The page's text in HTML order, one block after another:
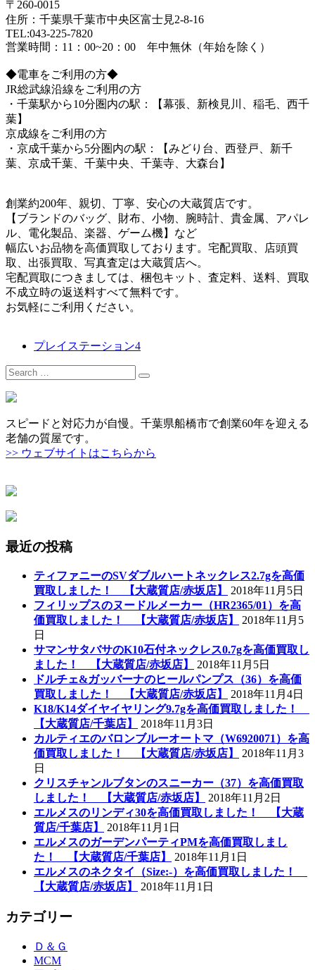
〒260-0015
住所：千葉県千葉市中央区富士見2-8-16
TEL:043-225-7820
営業時間：11：00~20：00 年中無休（年始を除く）
◆電車をご利用の方◆
JR総武線沿線をご利用の方
・千葉駅から10分圏内の駅：【幕張、新検見川、稲毛、西千
葉】
京成線をご利用の方
・京成千葉から5分圏内の駅：【みどり台、西登戸、新千
葉、京成千葉、千葉中央、千葉寺、大森台】
創業約200年、親切、丁寧、安心の大蔵質店です。
【ブランドのバッグ、財布、小物、腕時計、貴金属、アパレ
ル、電化製品、楽器、ゲーム機】など
幅広いお品物を高価買取しております。宅配買取、店頭買
取、出張買取、写真査定は大蔵質店へ。
宅配買取につきましては、梱包キット、査定料、送料、買取
不成立時の返送料すべて無料です。
お気軽にご利用ください。
プレイステーション4
Search
for:
スピードと対応力が自慢。千葉県船橋市で創業60年を迎える
老舗の質屋です。
>> ウェブサイトはこちらから
最近の投稿
ティファニーのSVダブルハートネックレス2.7gを高価
買取しました！ 【大蔵質店/赤坂店】
2018年11月5日
フィリップスのヌードルメーカー（HR2365/01）を高
価買取しました！ 【大蔵質店/赤坂店】
2018年11月5
日
サマンサタバサのK10石付ネックレス0.7gを高価買取し
ました！ 【大蔵質店/赤坂店】
2018年11月5日
ドルチェ&ガッバーナのヒールパンプス（36）を高価
買取しました！ 【大蔵質店/赤坂店】
2018年11月4日
K18/K14ダイヤイヤリング9.7gを高価買取しました！
【大蔵質店/千葉店】
2018年11月3日
カルティエのバロンブルーオートマ（W6920071）を高
価買取しました！ 【大蔵質店/赤坂店】
2018年11月3
日
クリスチャンルブタンのスニーカー（37）を高価買取
しました！ 【大蔵質店/赤坂店】
2018年11月2日
エルメスのリンディ30を高価買取しました！ 【大蔵
質店/千葉店】
2018年11月1日
エルメスのガーデンパーティPMを高価買取しまし
た！ 【大蔵質店/千葉店】
2018年11月1日
エルメスのネクタイ（Size:-）を高価買取しました！
【大蔵質店/赤坂店】
2018年11月1日
カテゴリー
Ｄ＆Ｇ
MCM